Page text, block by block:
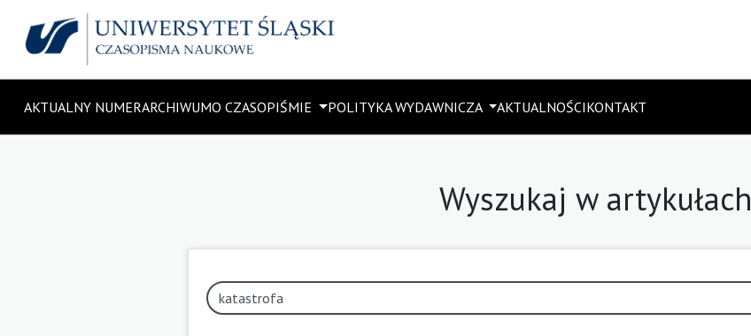
AKTUALNY NUMERARCHIWUMO CZASOPIŚMIE POLITYKA WYDAWNICZA AKTUALNOŚCIKONTAKT
Wyszukaj w artykułach